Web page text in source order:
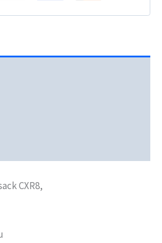
CXR8,